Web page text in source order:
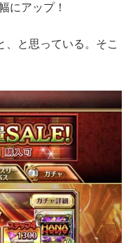
にアップ！
、と思っている。そこ